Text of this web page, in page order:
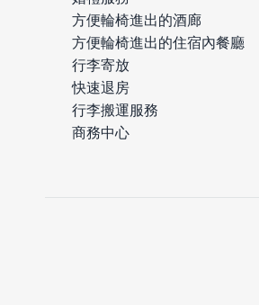
方便輪椅進出的酒廊
方便輪椅進出的住宿內餐廳
行李寄放
快速退房
行李搬運服務
商務中心